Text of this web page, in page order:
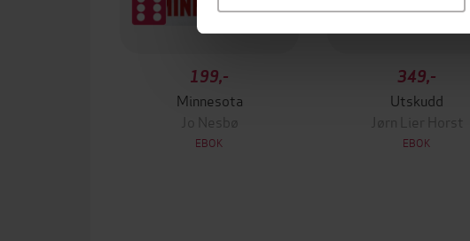
199,-
Minnesota
Jo Nesbø
EBOK
349,-
Utskudd
Jørn Lier Horst
EBOK